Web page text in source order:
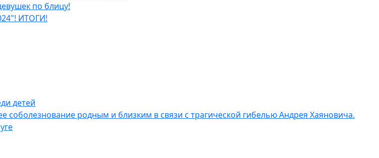
по блицу!
ИТОГИ!
детей
родным и близким в связи с трагической гибелью Андрея Хаяновича.